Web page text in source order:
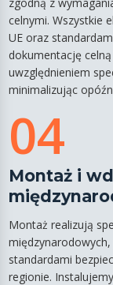
celnymi. Wszystkie
UE oraz
dokumentację
uwzględnieniem
minimalizując
04
Montaż i
Montaż realizują
standardami
regionie.